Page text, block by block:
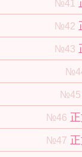
№41
№42
№43
№45
№46
№47